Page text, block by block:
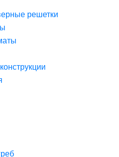
решетки